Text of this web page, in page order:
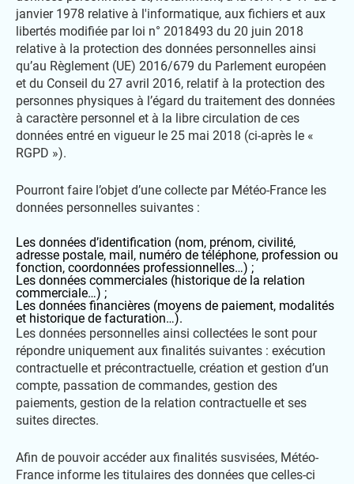
janvier 1978 relative à l'informatique, aux fichiers et aux
libertés modifiée par loi n° 2018493 du 20 juin 2018
relative à la protection des données personnelles ainsi
qu’au Règlement (UE) 2016/679 du Parlement européen
et du Conseil du 27 avril 2016, relatif à la protection des
personnes physiques à l’égard du traitement des données
à caractère personnel et à la libre circulation de ces
données entré en vigueur le 25 mai 2018 (ci-après le «
RGPD »).
Pourront faire l’objet d’une collecte par Météo-France les
données personnelles suivantes :
Les données d’identification (nom, prénom, civilité,
adresse postale, mail, numéro de téléphone, profession ou
fonction, coordonnées professionnelles…) ;
Les données commerciales (historique de la relation
commerciale…) ;
Les données financières (moyens de paiement, modalités
et historique de facturation…).
Les données personnelles ainsi collectées le sont pour
répondre uniquement aux finalités suivantes : exécution
contractuelle et précontractuelle, création et gestion d’un
compte, passation de commandes, gestion des
paiements, gestion de la relation contractuelle et ses
suites directes.
Afin de pouvoir accéder aux finalités susvisées, Météo-
France informe les titulaires des données que celles-ci